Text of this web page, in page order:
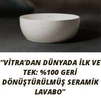
“VITRA’DAN DÜNYADA İLK VE
TEK: %100 GERI
DÖNÜŞTÜRÜLMÜŞ SERAMIK
LAVABO”